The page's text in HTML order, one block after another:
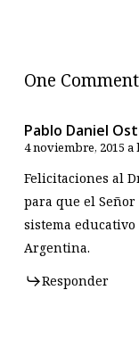
One Comment
Pablo Daniel
4 noviembre, 2015 a
Felicitaciones al
para que el
sistema educativo
Argentina.
Responder